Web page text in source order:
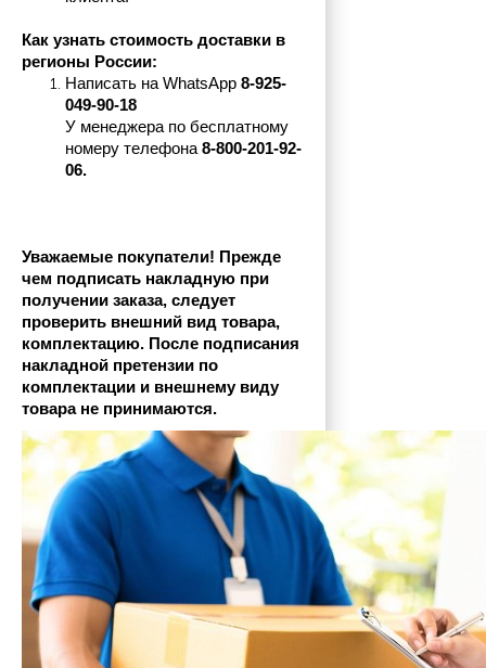
Как узнать стоимость доставки в
регионы России:
Написать на WhatsApp 8-925-
049-90-18
У менеджера по бесплатному
номеру телефона 8-800-201-92-
06.
Уважаемые покупатели! Прежде
чем подписать накладную при
получении заказа, следует
проверить внешний вид товара,
комплектацию. После подписания
накладной претензии по
комплектации и внешнему виду
товара не принимаются.